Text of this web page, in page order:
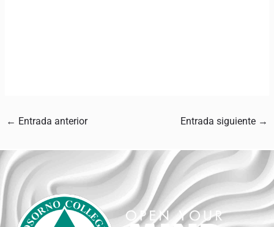
← Entrada anterior Entrada siguiente →